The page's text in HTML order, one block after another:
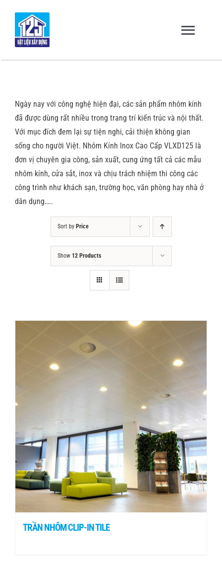
content
Giới thiệu
Sản Phẩm – Dịch Vụ
Dự Án & Đối Tác
Tin tức
Liên hệ
Ngày nay với công nghệ hiện đại, các sản phẩm nhôm kính
đã được dùng rất nhiều trong trang trí kiến trúc và nội thất.
Với mục đích đem lại sự tiện nghi, cải thiện không gian
sống cho người Việt. Nhôm Kính Inox Cao Cấp VLXD125 là
đơn vị chuyên gia công, sản xuất, cung ứng tất cả các mẫu
nhôm kính, cửa sắt, inox và chịu trách nhiệm thi công các
công trình như khách sạn, trường học, văn phòng hay nhà ở
dân dụng…..
Sort by Price
Show 12 Products
TRẦN NHÔM CLIP-IN TILE